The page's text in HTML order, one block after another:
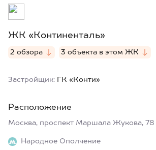
ЖК «Континенталь»
2 обзора 3 объекта в этом ЖК
Застройщик: ГК «Конти»
Расположение
Москва, проспект Маршала Жукова, 78
Народное Ополчение